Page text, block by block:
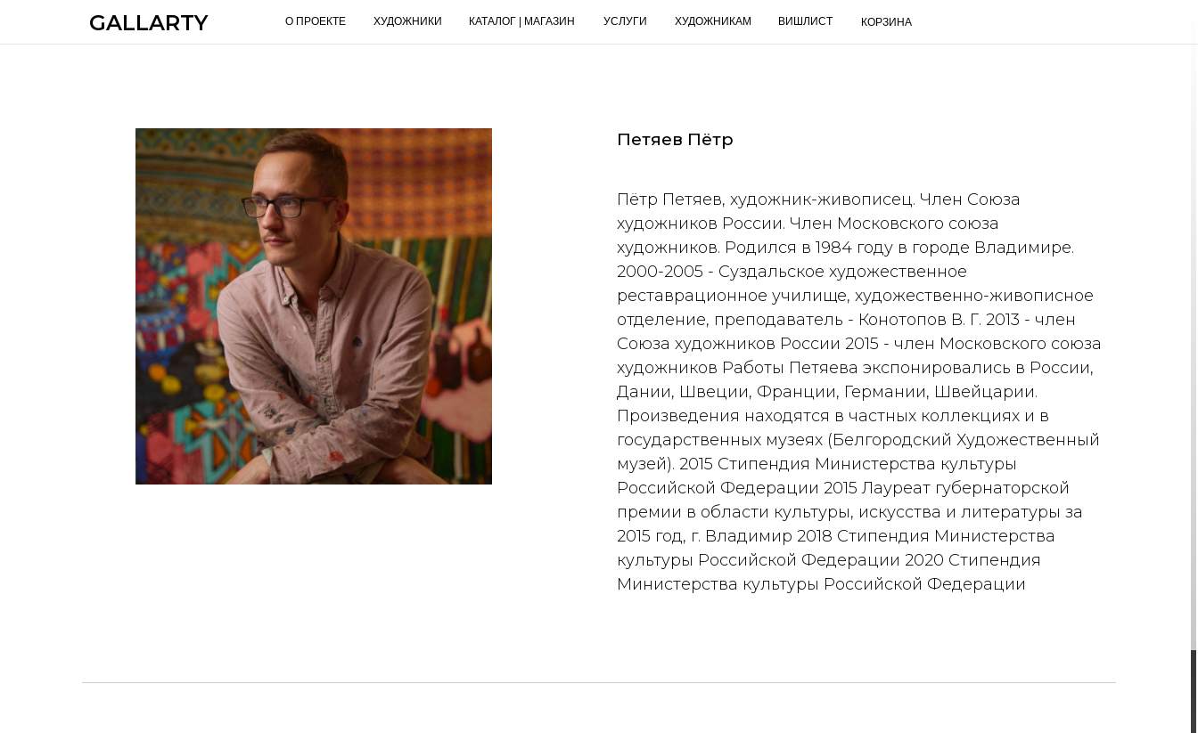
О ПРОЕКТЕ ХУДОЖНИКИ КАТАЛОГ | МАГАЗИН
Поиск
GALLARTY КОРЗИНА
ВИШЛИСТ
ХУДОЖНИКАМ
УСЛУГИ
Пётр Петяев, художник-живописец. Член Союза
художников России. Член Московского союза
художников. Родился в 1984 году в городе Владимире.
2000-2005 - Суздальское художественное
реставрационное училище, художественно-живописное
отделение, преподаватель - Конотопов В. Г. 2013 - член
Союза художников России 2015 - член Московского союза
художников Работы Петяева экспонировались в России,
Дании, Швеции, Франции, Германии, Швейцарии.
Произведения находятся в частных коллекциях и в
государственных музеях (Белгородский Художественный
музей). 2015 Стипендия Министерства культуры
Российской Федерации 2015 Лауреат губернаторской
премии в области культуры, искусства и литературы за
2015 год, г. Владимир 2018 Стипендия Министерства
культуры Российской Федерации 2020 Стипендия
Министерства культуры Российской Федерации
Петяев Пётр